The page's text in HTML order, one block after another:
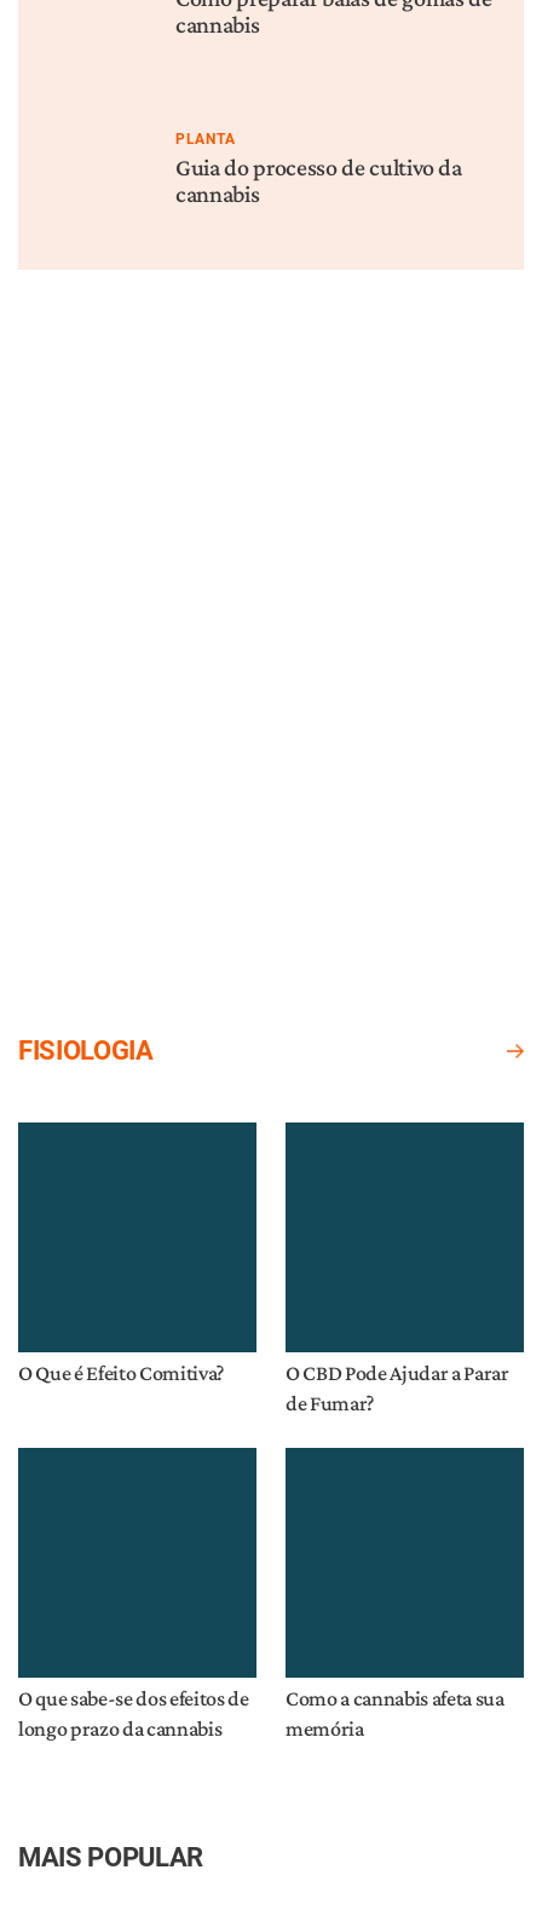
cannabis
PLANTA
Guia do processo de cultivo da
cannabis
FISIOLOGIA
O Que é Efeito Comitiva?
O CBD Pode Ajudar a Parar
de Fumar?
O que sabe-se dos efeitos de
longo prazo da cannabis
Como a cannabis afeta sua
memória
MAIS POPULAR